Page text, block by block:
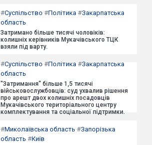
#Суспільство #Політика #Закарпатська
область
Затримано більше тисячі чоловіків:
колишніх керівників Мукачівського ТЦК
взяли під варту.
#Суспільство #Політика #Закарпатська
область
"Затримання" більше 1,5 тисячі
військовослужбовців: суд ухвалив рішення
про арешт двох колишніх посадовців
Мукачівського територіального центру
комплектування та соціальної підтримки.
#Миколаївська область #Запорізька
область #Київ